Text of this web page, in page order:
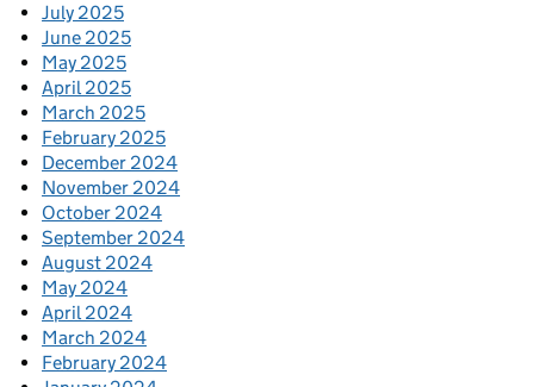
July 2025
June 2025
May 2025
April 2025
March 2025
February 2025
December 2024
November 2024
October 2024
September 2024
August 2024
May 2024
April 2024
March 2024
February 2024